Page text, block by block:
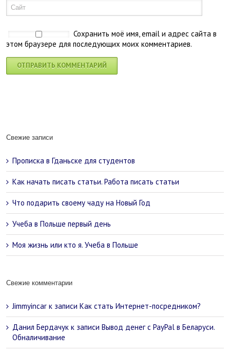
Сохранить моё имя, email и адрес сайта в
этом браузере для последующих моих комментариев.
Свежие записи
Прописка в Гданьске для студентов
Как начать писать статьи. Работа писать статьи
Что подарить своему чаду на Новый Год
Учеба в Польше первый день
Моя жизнь или кто я. Учеба в Польше
Свежие комментарии
Jimmyincar к записи Как стать Интернет-посредником?
Данил Бердачук к записи Вывод денег с PayPal в Беларуси.
Обналичивание